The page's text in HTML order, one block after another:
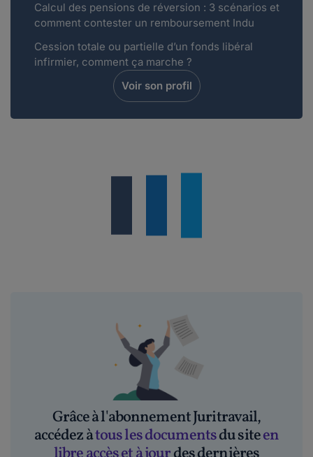
Calcul des pensions de réversion : 3 scénarios et
comment contester un remboursement Indu
Cession totale ou partielle d’un fonds libéral
infirmier, comment ça marche ?
Voir son profil
Grâce à l'abonnement Juritravail,
accédez àtous les documentsdu siteen